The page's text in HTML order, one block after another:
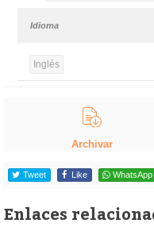
Idioma
Inglés
Archivar
Tweet Like WhatsApp
Enlaces